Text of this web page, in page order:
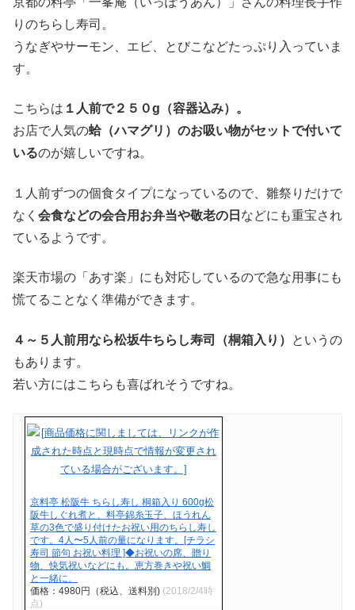
りのちらし寿司。
うなぎやサーモン、エビ、とびこなどたっぷり入っていま
す。
こちらは １人前で２５０g（容器込み）。
お店で人気の蛤（ハマグリ）のお吸い物がセットで付いて
いるのが嬉しいですね。
１人前ずつの個食タイプになっているので、雛祭りだけで
なく 会食などの会合用お弁当や敬老の日 などにも重宝され
ているようです。
楽天市場の「あす楽」にも対応しているので急な用事にも
慌てることなく準備ができます。
４～５人前用なら松坂牛ちらし寿司（桐箱入り）
というの
もあります。
若い方にはこちらも喜ばれそうですね。
京料亭 松阪牛 ちらし寿し 桐箱入り 600g松
阪牛しぐれ煮と、料亭錦糸玉子、ほうれん
草の3色で盛り付けたお祝い用のちらし寿し
です。4人〜5人前の量になります。[チラシ
寿司 節句 お祝い料理 ]◆お祝いの席、贈り
物、快気祝いなどにも。恵方巻きや祝い鯛
と一緒に。
価格：4980円（税込、送料別) (2018/2/4時
点)